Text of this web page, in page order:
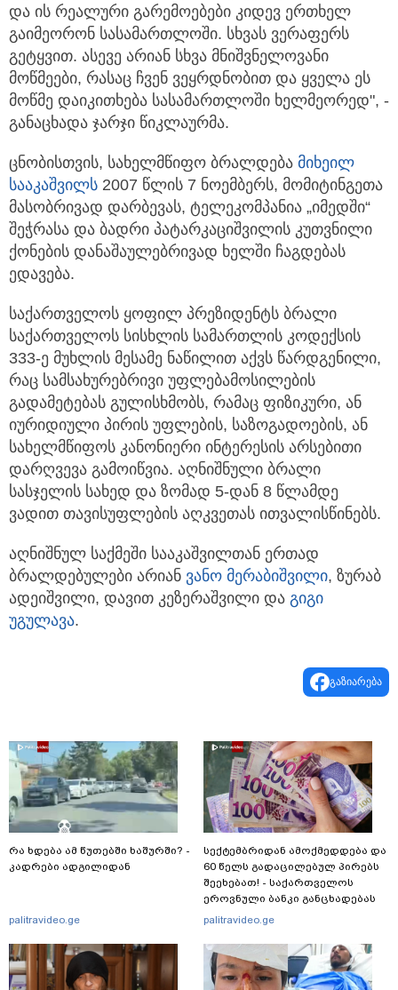
და ის რეალური გარემოებები კიდევ ერთხელ
გაიმეორონ სასამართლოში. სხვას ვერაფერს
გეტყვით. ასევე არიან სხვა მნიშვნელოვანი
მოწმეები, რასაც ჩვენ ვეყრდნობით და ყველა ეს
მოწმე დაიკითხება სასამართლოში ხელმეორედ", -
განაცხადა ჯარჯი წიკლაურმა.
ცნობისთვის, სახელმწიფო ბრალდება მიხეილ
სააკაშვილს 2007 წლის 7 ნოემბერს, მომიტინგეთა
მასობრივად დარბევას, ტელეკომპანია „იმედში“
შეჭრასა და ბადრი პატარკაციშვილის კუთვნილი
ქონების დანაშაულებრივად ხელში ჩაგდებას
ედავება.
საქართველოს ყოფილ პრეზიდენტს ბრალი
საქართველოს სისხლის სამართლის კოდექსის
333-ე მუხლის მესამე ნაწილით აქვს წარდგენილი,
რაც სამსახურებრივი უფლებამოსილების
გადამეტებას გულისხმობს, რამაც ფიზიკური, ან
იურიდიული პირის უფლების, საზოგადოების, ან
სახელმწიფოს კანონიერი ინტერესის არსებითი
დარღვევა გამოიწვია. აღნიშნული ბრალი
სასჯელის სახედ და ზომად 5-დან 8 წლამდე
ვადით თავისუფლების აღკვეთას ითვალისწინებს.
აღნიშნულ საქმეში სააკაშვილთან ერთად
ბრალდებულები არიან ვანო მერაბიშვილი, ზურაბ
ადეიშვილი, დავით კეზერაშვილი და გიგი
უგულავა.
გაზიარება
რა ხდება ამ წუთებში ხაშურში? -
კადრები ადგილიდან
palitravideo.ge
სექტემბრიდან ამოქმედდება და
60 წელს გადაცილებულ პირებს
შეეხებათ! - საქართველოს
ეროვნული ბანკი განცხადებას
ავრცელებს
palitravideo.ge